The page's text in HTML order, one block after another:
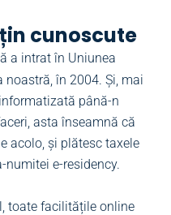
cunoscute
a intrat în Uniunea
noastră, în 2004. Și, mai
până-n
asta înseamnă că
acolo, și plătesc taxele
e-residency.
toate facilitățile online